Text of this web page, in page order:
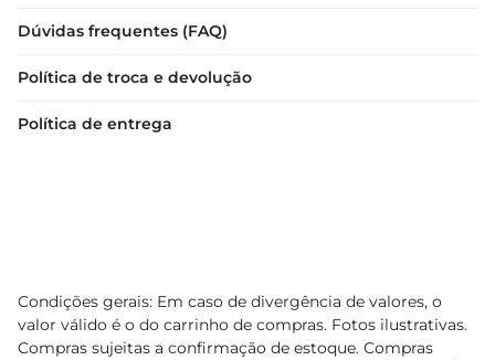
Dúvidas frequentes (FAQ)
Política de troca e devolução
Política de entrega
Condições gerais: Em caso de divergência de valores, o
valor válido é o do carrinho de compras. Fotos ilustrativas.
Compras sujeitas a confirmação de estoque. Compras